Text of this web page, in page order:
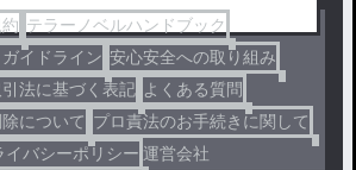
テラーノベルハンドブック
イドライン 安心安全への取り組み
法に基づく表記 よくある質問
について プロ責法のお手続きに関して
イバシーポリシー 運営会社